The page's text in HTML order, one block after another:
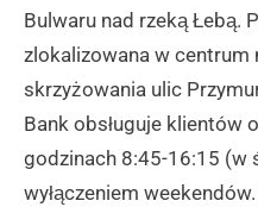
Bulwaru nad rzeką Łebą.
zlokalizowana w centrum
skrzyżowania ulic
Bank obsługuje klientów
godzinach 8:45-16:15 (w
wyłączeniem